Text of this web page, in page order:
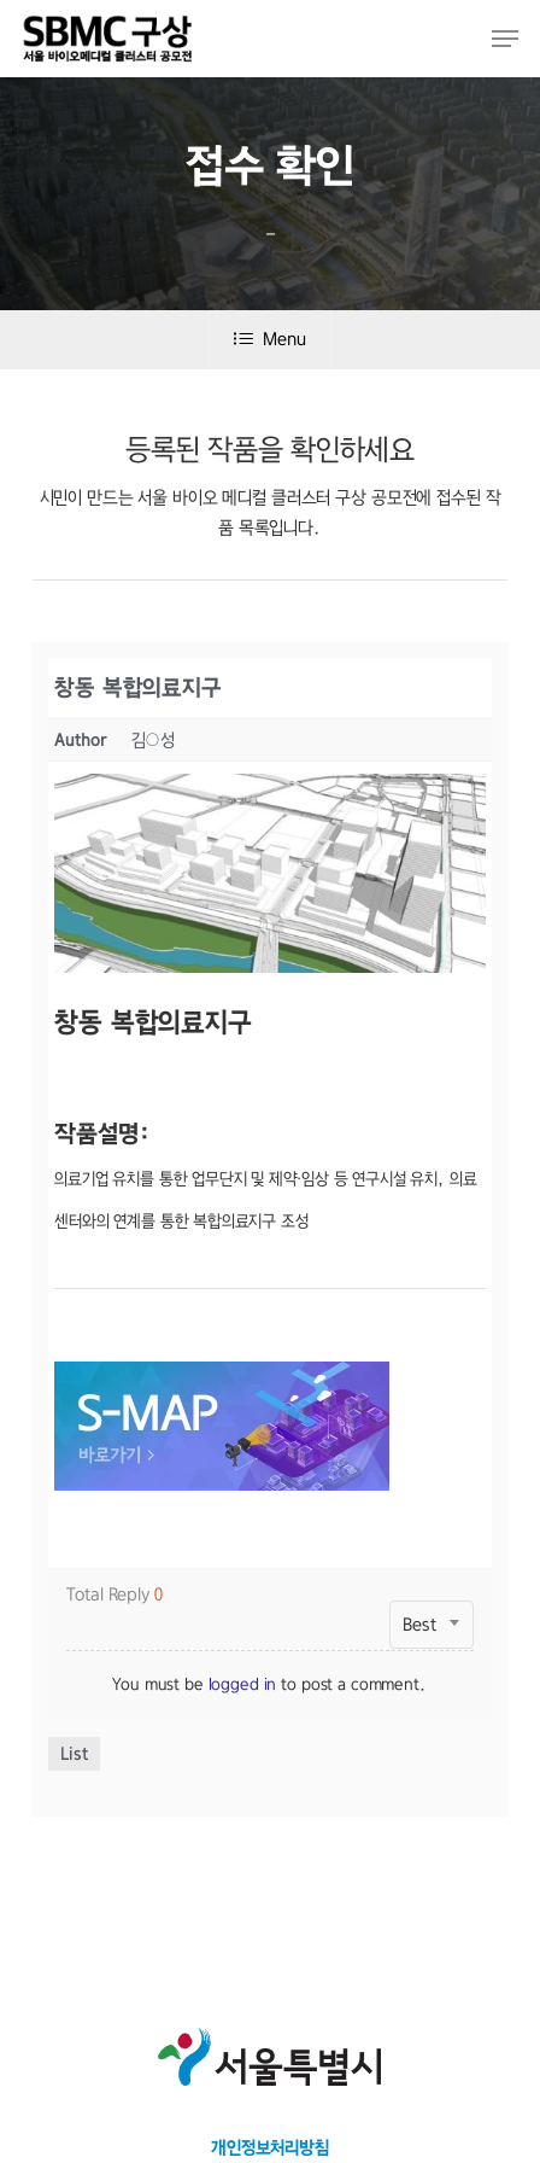
Skip
main
접수 확인
–
Menu
등록된 작품을 확인하세요
시민이 만드는 서울 바이오 메디컬 클러스터 구상 공모전에 접수된 작
품 목록입니다.
창동 복합의료지구
Author 김○성
창동 복합의료지구
작품설명:
의료기업 유치를 통한 업무단지 및 제약·임상 등 연구시설 유치, 의료
센터와의 연계를 통한 복합의료지구 조성
Total Reply 0
Best
You must be logged in to post a comment.
List
개인정보처리방침